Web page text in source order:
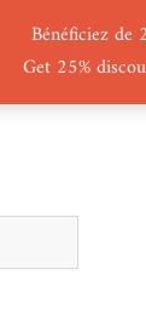
Bénéficiez de
Get 25%